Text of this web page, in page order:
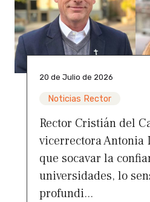
20 de Julio de 2026
Noticias Rector
Rector Cristián del
vicerrectora Antonia
que socavar la
universidades, lo
profundi...